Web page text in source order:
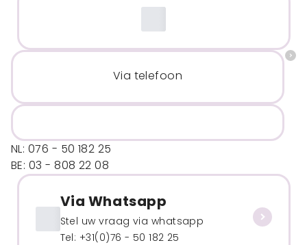
Via telefoon
NL: 076 - 50 182 25
BE: 03 - 808 22 08
Via Whatsapp
Stel uw vraag via whatsapp
Tel: +31(0)76 - 50 182 25